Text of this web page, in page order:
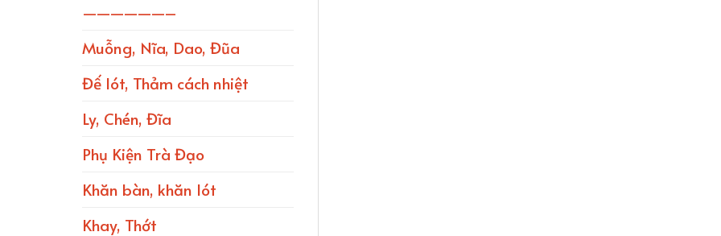
——————–
Muỗng, Nĩa, Dao, Đũa
Đế lót, Thảm cách nhiệt
Ly, Chén, Đĩa
Phụ Kiện Trà Đạo
Khăn bàn, khăn lót
Khay, Thớt